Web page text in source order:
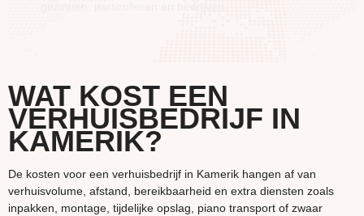
WAT KOST EEN
VERHUISBEDRIJF IN
KAMERIK?
De kosten voor een verhuisbedrijf in Kamerik hangen af van
verhuisvolume, afstand, bereikbaarheid en extra diensten zoals
inpakken, montage, tijdelijke opslag, piano transport of zwaar